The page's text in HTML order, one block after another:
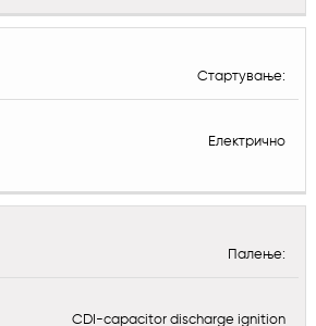
Стартување:
Електрично
Палење:
CDI-capacitor discharge ignition